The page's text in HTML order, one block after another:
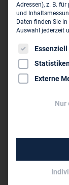
b.ing GmbH
D-85356
08161
Mitarbeiter:
Adressen), z. B.
und
Daten finden Sie in
Auswahl jederzeit
Es folgt eine
Essenziell
Externe
Nur